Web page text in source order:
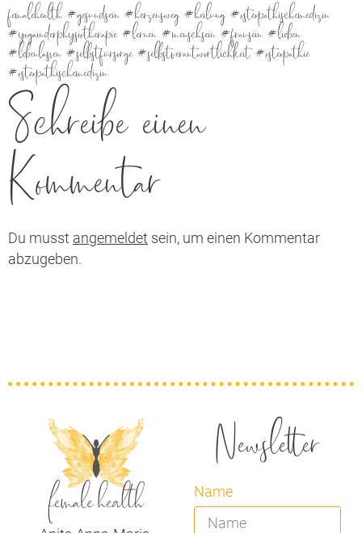
femalehealth #gesundsein #herzensweg #heilung #osteopathischemedizin
#yogainderphysiotherapie #lernen #menschsein #frausein #lieben
#lebenlassen #selbstfürsorge #selbstverantwortlichkeit #osteopathie
#osteopathischemedizin
Schreibe einen
Kommentar
Du musst angemeldet sein, um einen Kommentar
abzugeben.
Newsletter
Name